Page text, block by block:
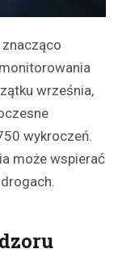
września,
wykroczeń.
może wspierać